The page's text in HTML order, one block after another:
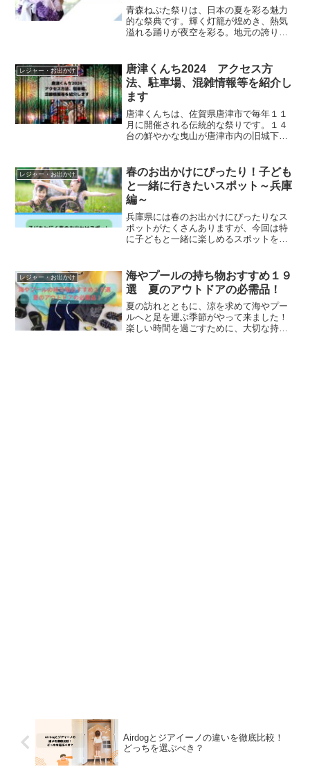
青森ねぶた祭りは、日本の夏を彩る魅力
的な祭典です。輝く灯籠が煌めき、熱気
溢れる踊りが夜空を彩る。地元の誇りと
見どころ、混雑状況、駐車場やアクセス
方法を紹介します。
レジャー・お出かけ
唐津くんち2024 アクセス方
法、駐車場、混雑情報等を紹介し
ます
唐津くんちは、佐賀県唐津市で毎年１１
月に開催される伝統的な祭りです。１４
台の鮮やかな曳山が唐津市内の旧城下町
や混雑情報をお紹介します。
レジャー・お出かけ
春のお出かけにぴったり！子ども
と一緒に行きたいスポット～兵庫
編～
兵庫県には春のお出かけにぴったりなス
ポットがたくさんありますが、今回は特
に子どもと一緒に楽しめるスポットをご
多可町余暇村公園は、自然に囲まれた広
大な公園で、季節の花々が...
レジャー・お出かけ
海やプールの持ち物おすすめ１９
選 夏のアウトドアの必需品！
夏の訪れとともに、涼を求めて海やプー
ルへと足を運ぶ季節がやって来ました！
楽しい時間を過ごすために、大切な持ち
Airdogとジアイーノの違いを徹底比較！
どっちを選ぶべき？